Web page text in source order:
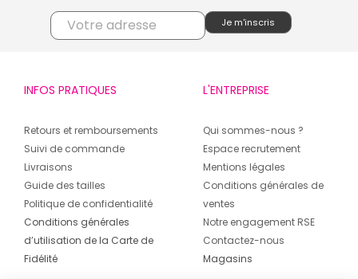
INFOS PRATIQUES
Retours et remboursements
Suivi de commande
Livraisons
Guide des tailles
Politique de confidentialité
Conditions générales
d’utilisation de la Carte de
Fidélité
L'ENTREPRISE
Qui sommes-nous ?
Espace recrutement
Mentions légales
Conditions générales de
ventes
Notre engagement RSE
Contactez-nous
Magasins